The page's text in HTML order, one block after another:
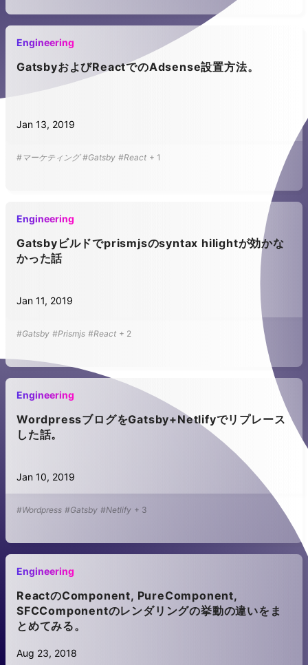
Engineering
GatsbyおよびReactでのAdsense設置方法。
Jan 13, 2019
#マーケティング #Gatsby #React + 1
Engineering
Gatsbyビルドでprismjsのsyntax hilightが効かな
かった話
Jan 11, 2019
#Gatsby #Prismjs #React + 2
Engineering
WordpressブログをGatsby+Netlifyでリプレース
した話。
Jan 10, 2019
#Wordpress #Gatsby #Netlify + 3
Engineering
ReactのComponent, PureComponent,
SFCComponentのレンダリングの挙動の違いをま
とめてみる。
Aug 23, 2018